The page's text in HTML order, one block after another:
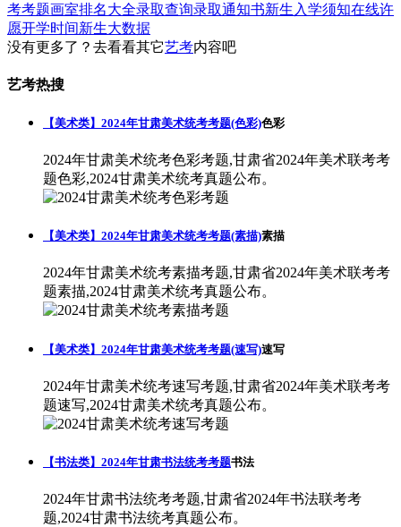
考考题画室排名大全录取查询录取通知书新生入学须知在线许
愿开学时间新生大数据
没有更多了？去看看其它艺考内容吧
艺考热搜
【美术类】2024年甘肃美术统考考题(色彩)色彩
2024年甘肃美术统考色彩考题,甘肃省2024年美术联考考
题色彩,2024甘肃美术统考真题公布。
【美术类】2024年甘肃美术统考考题(素描)素描
2024年甘肃美术统考素描考题,甘肃省2024年美术联考考
题素描,2024甘肃美术统考真题公布。
【美术类】2024年甘肃美术统考考题(速写)速写
2024年甘肃美术统考速写考题,甘肃省2024年美术联考考
题速写,2024甘肃美术统考真题公布。
【书法类】2024年甘肃书法统考考题书法
2024年甘肃书法统考考题,甘肃省2024年书法联考考
题,2024甘肃书法统考真题公布。